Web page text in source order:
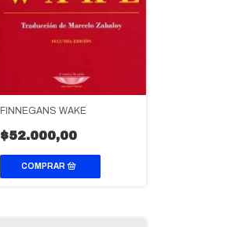
FINNEGANS WAKE
$52.000,00